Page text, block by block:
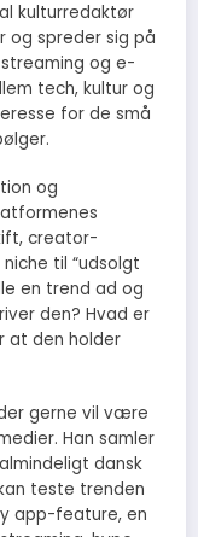
kulturredaktør
og spreder sig på
og e-
tech, kultur og
for de små
og
creator-
til “udsolgt
en trend ad og
den? Hvad er
at den holder
gerne vil være
Han samler
dansk
teste trenden
app-feature, en